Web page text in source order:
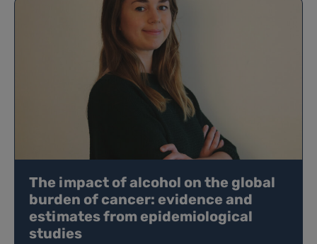
The impact of alcohol on the global
burden of cancer: evidence and
estimates from epidemiological
studies